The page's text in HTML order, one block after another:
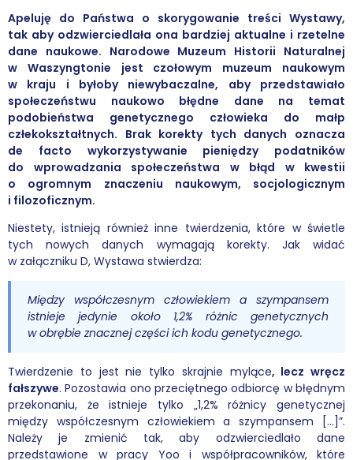
Apeluję do Państwa o skorygowanie treści Wystawy,
tak aby odzwierciedlała ona bardziej aktualne i rzetelne
dane naukowe. Narodowe Muzeum Historii Naturalnej
w Waszyngtonie jest czołowym muzeum naukowym
w kraju i byłoby niewybaczalne, aby przedstawiało
społeczeństwu naukowo błędne dane na temat
podobieństwa genetycznego człowieka do małp
człekokształtnych. Brak korekty tych danych oznacza
de facto wykorzystywanie pieniędzy podatników
do wprowadzania społeczeństwa w błąd w kwestii
o ogromnym znaczeniu naukowym, socjologicznym
i filozoficznym.
Niestety, istnieją również inne twierdzenia, które w świetle
tych nowych danych wymagają korekty. Jak widać
w załączniku D, Wystawa stwierdza:
Między współczesnym człowiekiem a szympansem
istnieje jedynie około 1,2% różnic genetycznych
w obrębie znacznej części ich kodu genetycznego.
Twierdzenie to jest nie tylko skrajnie mylące, lecz wręcz
fałszywe. Pozostawia ono przeciętnego odbiorcę w błędnym
przekonaniu, że istnieje tylko „1,2% różnicy genetycznej
między współczesnym człowiekiem a szympansem […]”.
Należy je zmienić tak, aby odzwierciedlało dane
przedstawione w pracy Yoo i współpracowników, które